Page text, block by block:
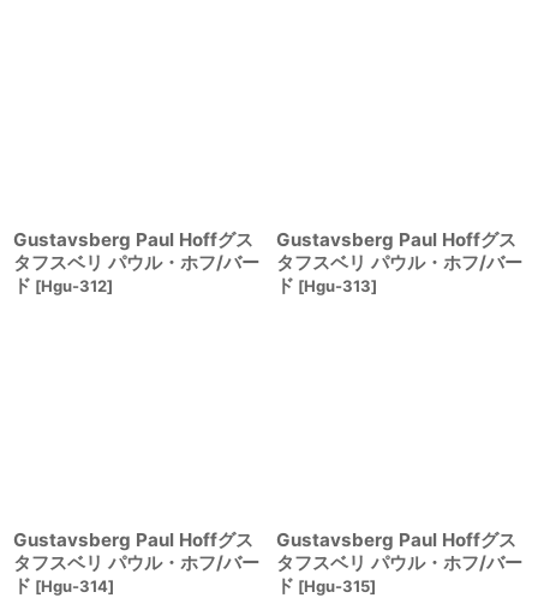
Gustavsberg Paul Hoffグス
タフスベリ パウル・ホフ/バー
ド [Hgu-312]
Gustavsberg Paul Hoffグス
タフスベリ パウル・ホフ/バー
ド [Hgu-313]
Gustavsberg Paul Hoffグス
タフスベリ パウル・ホフ/バー
ド [Hgu-314]
Gustavsberg Paul Hoffグス
タフスベリ パウル・ホフ/バー
ド [Hgu-315]